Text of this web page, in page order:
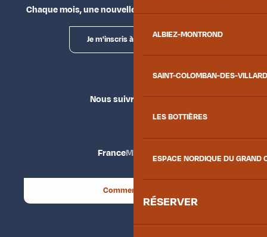
ALBIEZ-MONTROND
SAINT-COLOMBAN-DES-
LES BOTTIÈRES
ESPACE NORDIQUE DU GRAND
RÉSERVER
Chaque mois, une nouvelle façon d'explorer la vallée.
Je m'inscris à la newsletter
Nous suivre
FranceMaurienne
Comment venir ?